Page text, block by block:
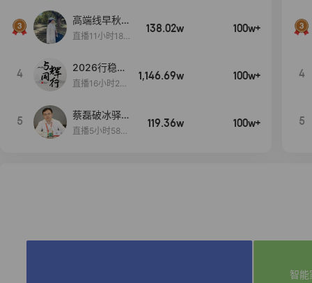
高端线早秋现
货首发
直播11小时18分
138.02w 100w+
4
2026行稳致
远
直播16小时20
1,146.69w 100w+
5
蔡磊破冰驿站
直播间好物分
直播5小时58分
119.36w 100w+
4
5